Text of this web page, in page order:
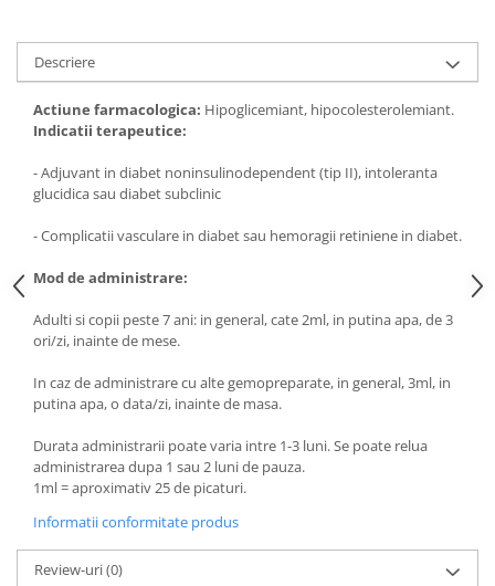
Imunitate
Memorie
Somn usor
Produse sanatate sexuala
Produse pentru Ea
Potenta barbati
Suplimente fitness
Batoane proteice
Pentru antrenament
Produse pentru copii
Sucuri
Produse instant
Paste
Superalimente
Cafea
Ceaiuri simple
Ceaiuri Maté
Ulei de Cocos
Ulei de cocos de uz cosmetic
Alte produse din Cocos
Descriere
Actiune farmacologica: Hipoglicemiant, hipocolesterolemiant.
Indicatii terapeutice:
- Adjuvant in diabet noninsulinodependent (tip II), intoleranta
glucidica sau diabet subclinic
- Complicatii vasculare in diabet sau hemoragii retiniene in diabet.
Mod de administrare:
Adulti si copii peste 7 ani: in general, cate 2ml, in putina apa, de 3
ori/zi, inainte de mese.
In caz de administrare cu alte gemopreparate, in general, 3ml, in
putina apa, o data/zi, inainte de masa.
Durata administrarii poate varia intre 1-3 luni. Se poate relua
administrarea dupa 1 sau 2 luni de pauza.
1ml = aproximativ 25 de picaturi.
Informatii conformitate produs
Review-uri(0)